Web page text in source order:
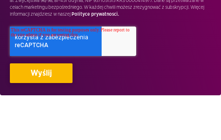
celach marketingu bezpośredniego. W każdej chwili możesz zrezygnować z subskrypcji. Więcej
informacji znajdziesz w naszej Polityce prywatnosci.